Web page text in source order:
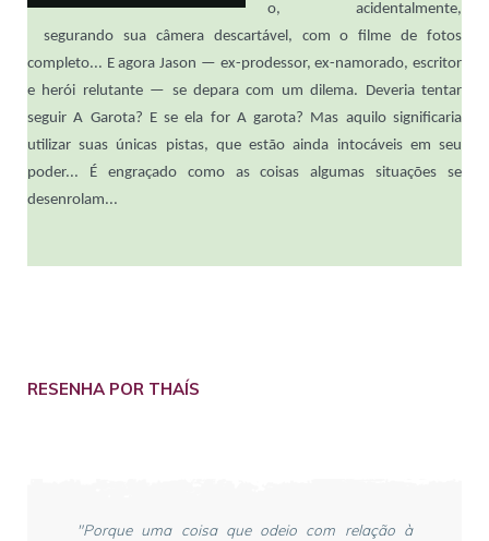
o, acidentalmente,
segurando sua câmera descartável, com o filme de fotos
completo... E agora Jason — ex-prodessor, ex-namorado, escritor
e herói relutante — se depara com um dilema. Deveria tentar
seguir A Garota? E se ela for Agarota? Mas aquilo significaria
utilizar suas únicas pistas, que estão ainda intocáveis em seu
poder... Éengraçado como as coisas algumas situações se
desenrolam...
RESENHA POR THAÍS
"Porque uma coisa que odeio com relação à